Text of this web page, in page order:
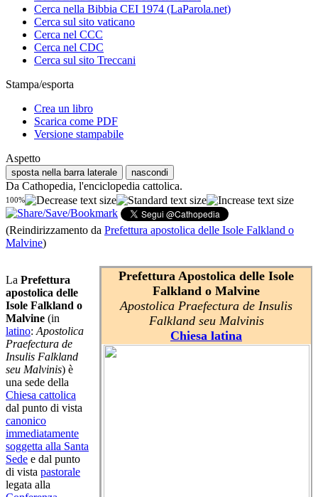
Cerca nella Bibbia CEI 1974 (LaParola.net)
Cerca sul sito vaticano
Cerca nel CCC
Cerca nel CDC
Cerca sul sito Treccani
Stampa/esporta
Crea un libro
Scarica come PDF
Versione stampabile
Aspetto
sposta nella barra laterale nascondi
Da Cathopedia, l'enciclopedia cattolica.
100%
(Reindirizzamento da Prefettura apostolica delle Isole Falkland o
Malvine)
Prefettura Apostolica delle Isole
Falkland o Malvine
Apostolica Praefectura de Insulis
Falkland seu Malvinis
Chiesa latina
La Prefettura
apostolica delle
Isole Falkland o
Malvine (in
latino: Apostolica
Praefectura de
Insulis Falkland
seu Malvinis) è
una sede della
Chiesa cattolica
dal punto di vista
canonico
immediatamente
soggetta alla Santa
Sede e dal punto
di vista pastorale
legata alla